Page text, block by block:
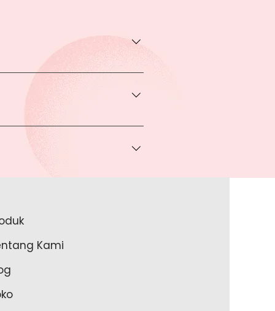
pada halaman Produk
Anda dapatkan apabila
memulai untuk transaksi
Kami